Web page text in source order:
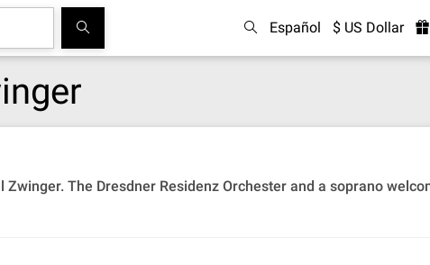
Español $ US Dollar
The Dresdner Residenz Orchester and a soprano